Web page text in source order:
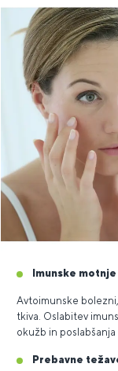
Imunske motnje
Avtoimunske
tkiva. Oslabitev
okužb in
Prebavne